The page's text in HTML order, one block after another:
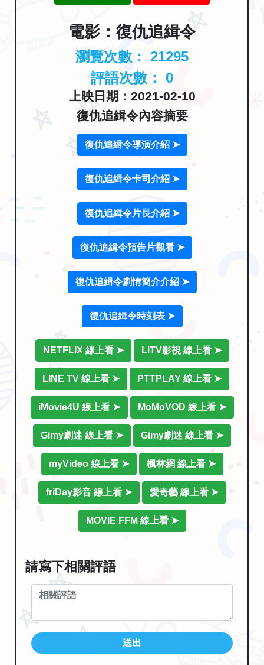
電影：復仇追緝令
瀏覽次數： 21295
評語次數： 0
上映日期：2021-02-10
復仇追緝令內容摘要
復仇追緝令導演介紹 ➤
復仇追緝令卡司介紹 ➤
復仇追緝令片長介紹 ➤
復仇追緝令預告片觀看 ➤
復仇追緝令劇情簡介介紹 ➤
復仇追緝令時刻表 ➤
NETFLIX 線上看 ➤ LiTV影視 線上看 ➤
LINE TV 線上看 ➤ PTTPLAY 線上看 ➤
iMovie4U 線上看 ➤ MoMoVOD 線上看 ➤
Gimy劇迷 線上看 ➤ Gimy劇迷 線上看 ➤
myVideo 線上看 ➤ 楓林網 線上看 ➤
friDay影音 線上看 ➤ 愛奇藝 線上看 ➤
MOVIE FFM 線上看 ➤
請寫下相關評語
送出